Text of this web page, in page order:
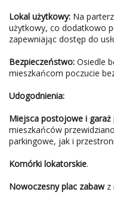
Lokal użytkowy: Na
użytkowy, co dodatkowo
zapewniając dostęp do
Bezpieczeństwo: Osiedle
mieszkańcom poczucie
Udogodnienia:
Miejsca postojowe i garaż
mieszkańców
parkingowe, jak i
Komórki lokatorskie.
Nowoczesny plac zabaw z